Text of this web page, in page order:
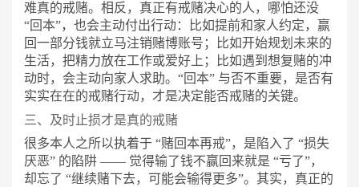
难真的戒赌。相反，真正有戒赌决心的人，哪怕还没
“回本”，也会主动付出行动：比如提前和家人约定，赢
回一部分钱就立马注销赌博账号；比如开始规划未来的
生活，把精力放在工作或爱好上；比如遇到想复赌的冲
动时，会主动向家人求助。“回本” 与否不重要，是否有
实实在在的戒赌行动，才是决定能否戒赌的关键。
三、及时止损才是真的戒赌
很多本人之所以执着于 “赌回本再戒”，是陷入了 “损失
厌恶” 的陷阱 —— 觉得输了钱不赢回来就是 “亏了”，
却忘了 “继续赌下去，可能会输得更多”。其实，真正的